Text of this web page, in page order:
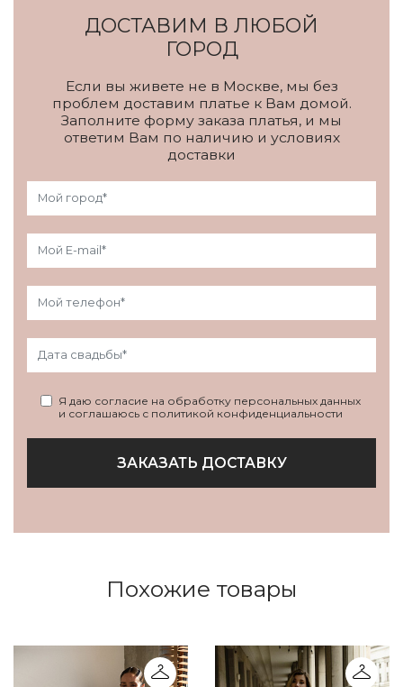
ДОСТАВИМ В ЛЮБОЙ
ГОРОД
Если вы живете не в Москве, мы без
проблем доставим платье к Вам домой.
Заполните форму заказа платья, и мы
ответим Вам по наличию и условиях
доставки
Я даю согласие на обработку персональных данных
и соглашаюсь с политикой конфиденциальности
ЗАКАЗАТЬ ДОСТАВКУ
Похожие товары